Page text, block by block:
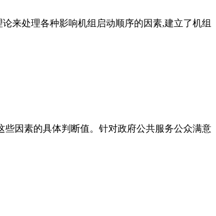
来处理各种影响机组启动顺序的因素,建立了机组
因素的具体判断值。针对政府公共服务公众满意